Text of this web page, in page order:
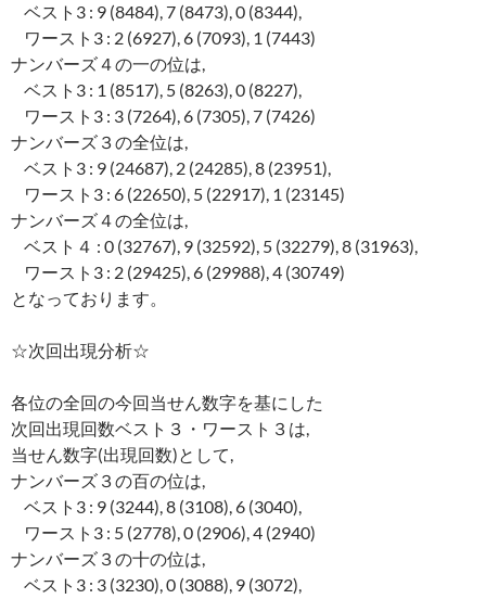
ベスト3 : 9 (8484), 7 (8473), 0 (8344),
ワースト3 : 2 (6927), 6 (7093), 1 (7443)
ナンバーズ４の一の位は,
ベスト3 : 1 (8517), 5 (8263), 0 (8227),
ワースト3 : 3 (7264), 6 (7305), 7 (7426)
ナンバーズ３の全位は,
ベスト3 : 9 (24687), 2 (24285), 8 (23951),
ワースト3 : 6 (22650), 5 (22917), 1 (23145)
ナンバーズ４の全位は,
ベスト４ : 0 (32767), 9 (32592), 5 (32279), 8 (31963),
ワースト3 : 2 (29425), 6 (29988), 4 (30749)
となっております。
☆次回出現分析☆
各位の全回の今回当せん数字を基にした
次回出現回数ベスト３・ワースト３は,
当せん数字(出現回数)として,
ナンバーズ３の百の位は,
ベスト3 : 9 (3244), 8 (3108), 6 (3040),
ワースト3 : 5 (2778), 0 (2906), 4 (2940)
ナンバーズ３の十の位は,
ベスト3 : 3 (3230), 0 (3088), 9 (3072),